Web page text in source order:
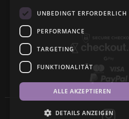
UNBEDINGT ERFORDERLICH
PERFORMANCE
TARGETING
FUNKTIONALITÄT
ALLE AKZEPTIEREN
DETAILS ANZEIGEN